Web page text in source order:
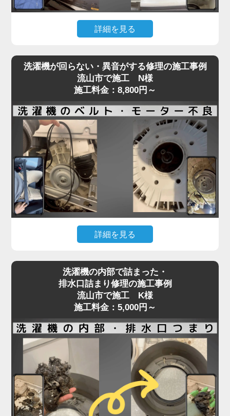
の負担にもつながり、最悪の場合高額修理や買い替
えの原因にもなります。「家電の達人」では、ドラ
ム式洗濯機の乾燥不良トラブルに対し、分解による
ニングを実施。
最短即日対応で、内部の詰まりを根本から取り除
き、乾燥力をしっかり回復させます。
乾かないと感じたら、お早めにプロの手での点検・
洗浄をご検討ください。
詳細を見る
ロしか出ないといった症状は、「蛇口は開いている
のに洗濯が始まらない」状態として、多くのお客様
からご相談をいただくトラブルのひとつです。
この原因の多くは、洗濯機内部の給水弁（電磁弁）
に異常があることがほとんど。
経年劣化や水垢・異物による詰まり、内部のダイヤ
フラム部品の不良などが原因で、水の流れが制限さ
れてしまいます。
「家電の達人」では、こうした給水トラブルに対し
て、分解点検による給水弁の動作確認と部品交換を
行い、正常な給水機能を回復させます。
機種や年式に応じた適切な部品を使用し、交換では
なく清掃・調整で済むケースにも柔軟に対応。
ながり、家事全体がストップしてしまいます。水が
出ない・出方が弱いなどの違和感を感じたら、早め
にプロの点検をご依頼ください。
洗濯機が回らない・異音がする修理の施工事例
流山市で施工 N様
施工料金：8,800円～
詳細を見る
といった異音がする場合、Vベルトの劣化や緩み、
モーターの不具合が原因であることが多く見られま
返すと、ベルトやモーターに過剰な負荷がかかり、
新しい洗濯機であっても故障リスクが高まります。
ベルトの損傷は徐々に症状が現れることもあり、
「音はするけど回らない」「動きが不安定」といっ
た症状でご相談いただくケースも増えています。
「家電の達人」では、こうしたトラブルに対して、
洗濯機の内部で詰まった・
排水口詰まり修理の施工事例
流山市で施工 K様
施工料金：5,000円～